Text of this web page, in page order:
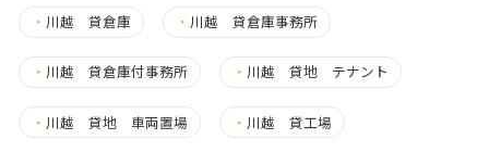
・ 川越 貸倉庫 ・ 川越 貸倉庫事務所
・ 川越 貸倉庫付事務所 ・ 川越 貸地 テナント
・ 川越 貸地 車両置場 ・ 川越 貸工場